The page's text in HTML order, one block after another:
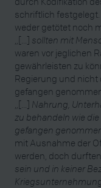
schriftlich
weder getötet noch
„[...] sollten mit
waren vor jeglichen
gewährleisten zu
Regierung und nicht
gefangen
„[...] Nahrung,
zu behandeln wie
gefangen
mit Ausnahme der
werden, doch
sein und in keiner